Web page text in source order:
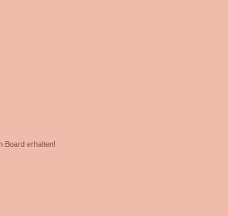
Board erhalten!